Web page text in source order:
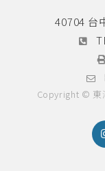
40704 台
Copyright © 東